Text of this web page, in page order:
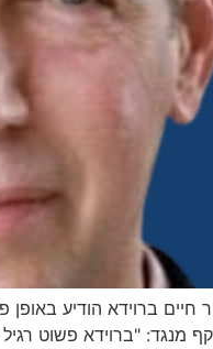
חיים ברוידא הודיע
מנגד: "ברוידא פשוט